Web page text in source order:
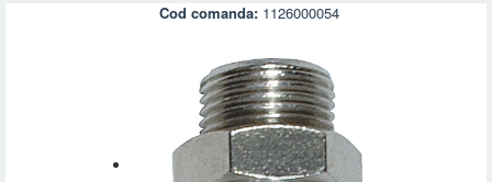
AUTENTIFICARE
Cod comanda: 1126000054